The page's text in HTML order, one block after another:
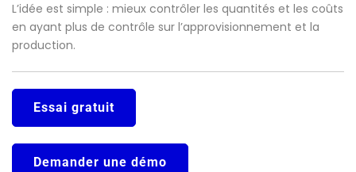
L’idée est simple : mieux contrôler les quantités et les coûts
en ayant plus de contrôle sur l’approvisionnement et la
production.
Essai gratuit
Demander une démo